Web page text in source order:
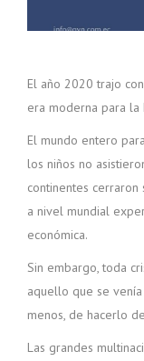
El año 2020 trajo
era moderna para
El mundo entero
los niños no
continentes cerraron
a nivel mundial
económica.
Sin embargo, toda
aquello que se
menos, de hacerlo
Las grandes